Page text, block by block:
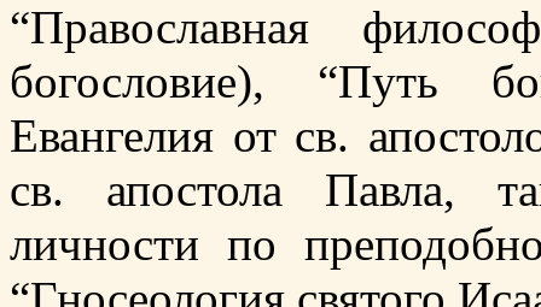
“Православная
богословие), “Путь
Евангелия от св.
св. апостола Павла,
личности по